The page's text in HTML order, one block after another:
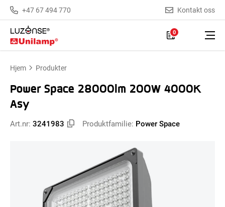
+47 67 494 770 Kontakt oss
0
Hjem Produkter
Power Space 28000lm 200W 4000K
Asy
Art.nr: 3241983 Produktfamilie: Power Space